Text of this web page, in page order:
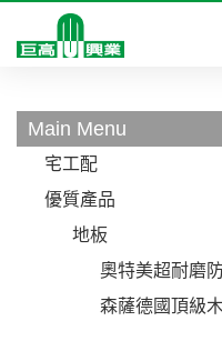
Main Menu
宅工配
優質產品
地板
奧特美超耐磨
森薩德國頂級